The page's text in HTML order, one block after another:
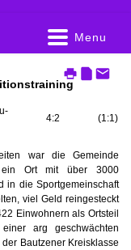
4:2 (1:1)
war die Gemeinde
ein Ort mit über 3000
in die Sportgemeinschaft
viel Geld reingesteckt
Einwohnern als Ortsteil
arg geschwächten
Bautzener Kreisklasse